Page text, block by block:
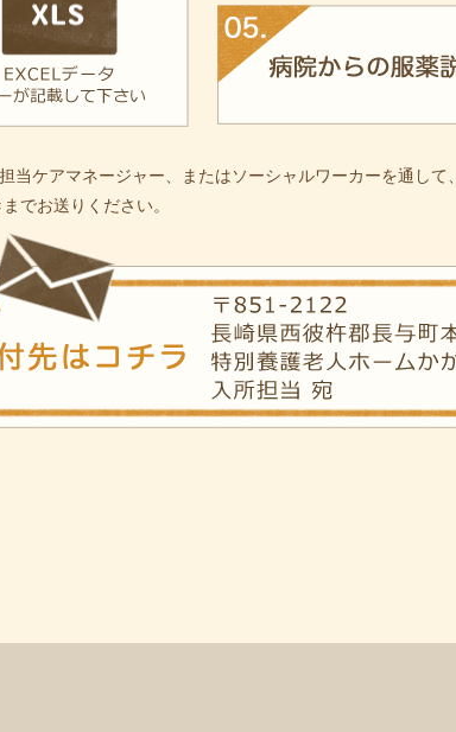
当ケアマネージャー、またはソーシャルワーカーを通して、
までお送りください。